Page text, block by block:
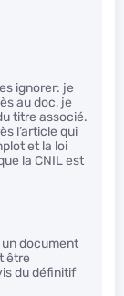
ignorer: je
au doc, je
titre associé.
l’article qui
et la loi
la CNIL est
un document
être
du définitif